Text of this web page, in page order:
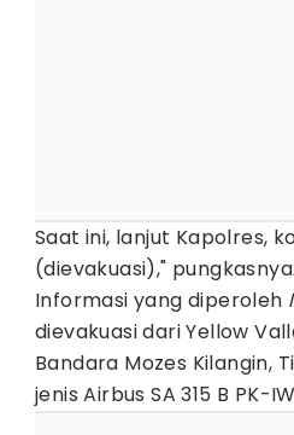
Saat ini, lanjut Kapolres,
(dievakuasi)," pungkasnya.
Informasi yang diperoleh
dievakuasi dari Yellow
Bandara Mozes Kilangin,
jenis Airbus SA 315 B PK-